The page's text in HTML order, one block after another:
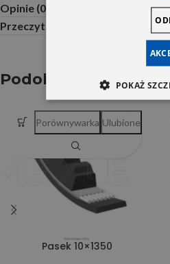
Opinie (0)
Przeczytaj Przed Zakupem
Podobne produkty
Pasek 10×1350
Porównywarka Ulubione
POKAŻ